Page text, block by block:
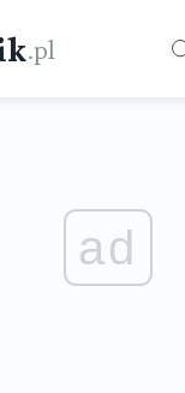
.pl
ad